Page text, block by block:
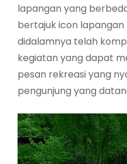
lapangan yang
bertajuk icon
didalamnya telah
kegiatan yang dapat
pesan rekreasi yang
pengunjung yang